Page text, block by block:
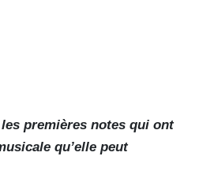
premières notes qui ont
qu’elle peut